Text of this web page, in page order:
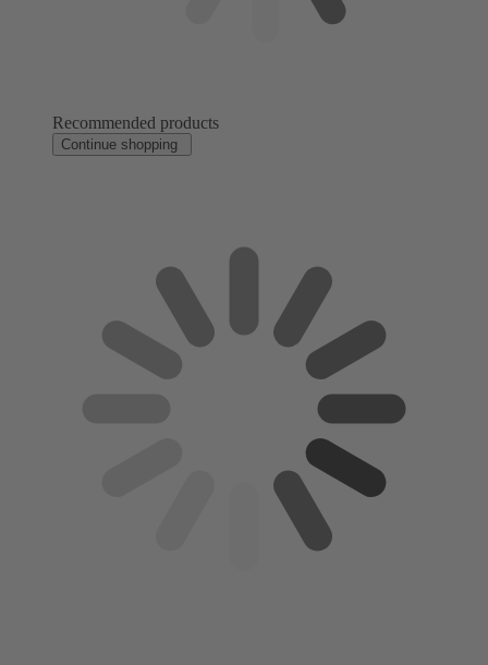
Recommended products
Continue shopping